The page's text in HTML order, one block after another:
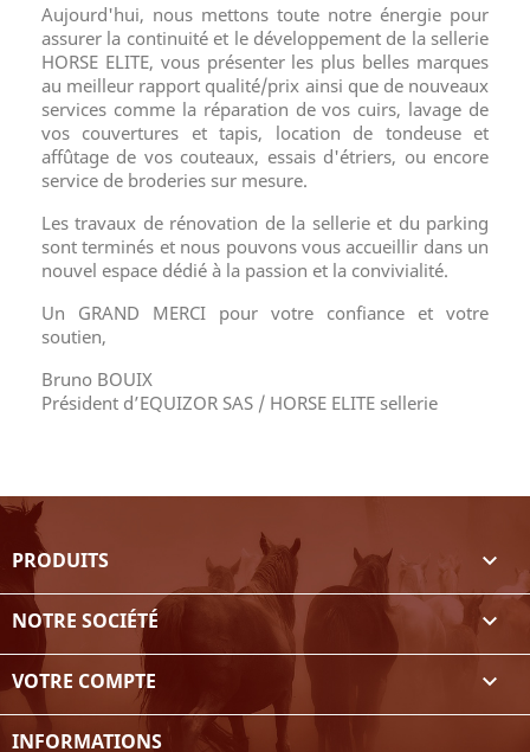
Aujourd'hui, nous mettons toute notre énergie pour
assurer la continuité et le développement de la sellerie
HORSE ELITE, vous présenter les plus belles marques
au meilleur rapport qualité/prix ainsi que de nouveaux
services comme la réparation de vos cuirs, lavage de
vos couvertures et tapis, location de tondeuse et
affûtage de vos couteaux, essais d'étriers, ou encore
service de broderies sur mesure.
Les travaux de rénovation de la sellerie et du parking
sont terminés et nous pouvons vous accueillir dans un
nouvel espace dédié à la passion et la convivialité.
Un GRAND MERCI pour votre confiance et votre
soutien,
Bruno BOUIX
Président d’EQUIZOR SAS / HORSE ELITE sellerie
PRODUITS 
NOTRE SOCIÉTÉ 
VOTRE COMPTE 
INFORMATIONS